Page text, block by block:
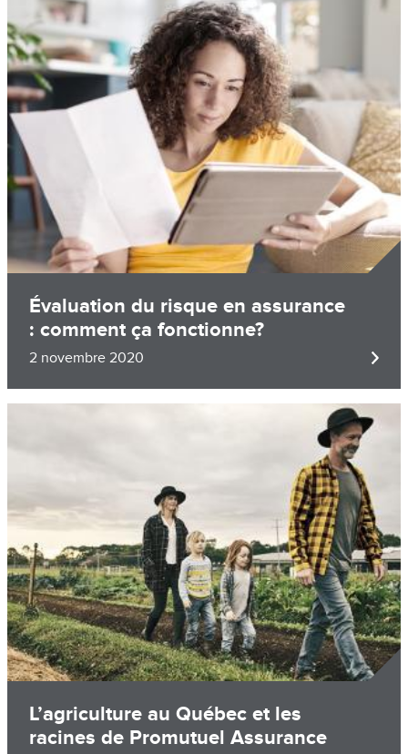
Image
Évaluation du risque en assurance
: comment ça fonctionne?
2 novembre 2020
L’agriculture au Québec et les
racines de Promutuel Assurance